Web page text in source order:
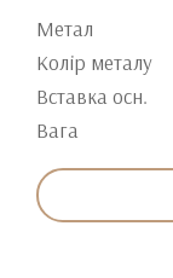
Метал
Колір металу
Вставка осн.
Вага